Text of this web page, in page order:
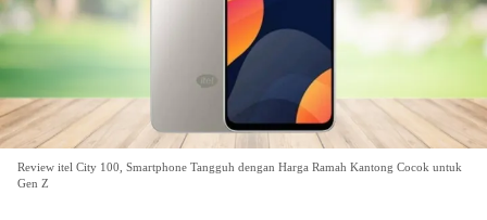
Review itel City 100, Smartphone Tangguh dengan Harga Ramah Kantong Cocok untuk
Gen Z